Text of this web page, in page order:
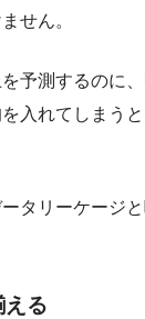
せん。
予測するのに
入れてしまう
タリーケージと
える